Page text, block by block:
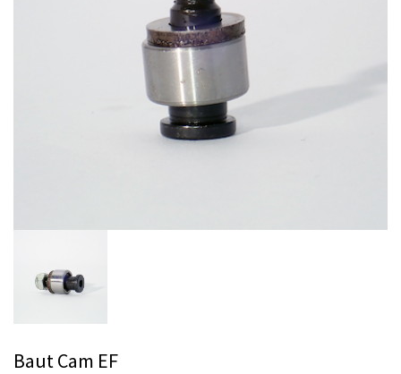
Baut Cam EF